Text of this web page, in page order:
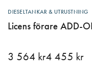
DIESELTANKAR & UTRUSTNING
Licens förare ADD-
3 564 kr4 455 kr